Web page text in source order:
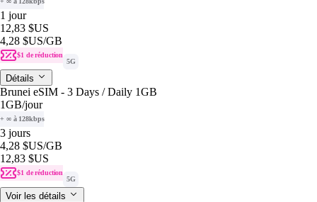
1 jour
12,83 $US
4,28 $US/GB
$1 de réduction
5G
Détails
Brunei eSIM - 3 Days / Daily 1GB
1GB/jour
+ ∞ à 128kbps
3 jours
4,28 $US/GB
12,83 $US
$1 de réduction
5G
Voir les détails